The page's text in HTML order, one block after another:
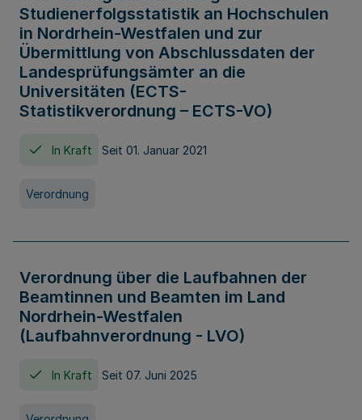
Studienerfolgsstatistik an Hochschulen
in Nordrhein-Westfalen und zur
Übermittlung von Abschlussdaten der
Landesprüfungsämter an die
Universitäten (ECTS-
Statistikverordnung – ECTS-VO)
In Kraft Seit 01. Januar 2021
Verordnung
Verordnung über die Laufbahnen der
Beamtinnen und Beamten im Land
Nordrhein-Westfalen
(Laufbahnverordnung - LVO)
In Kraft Seit 07. Juni 2025